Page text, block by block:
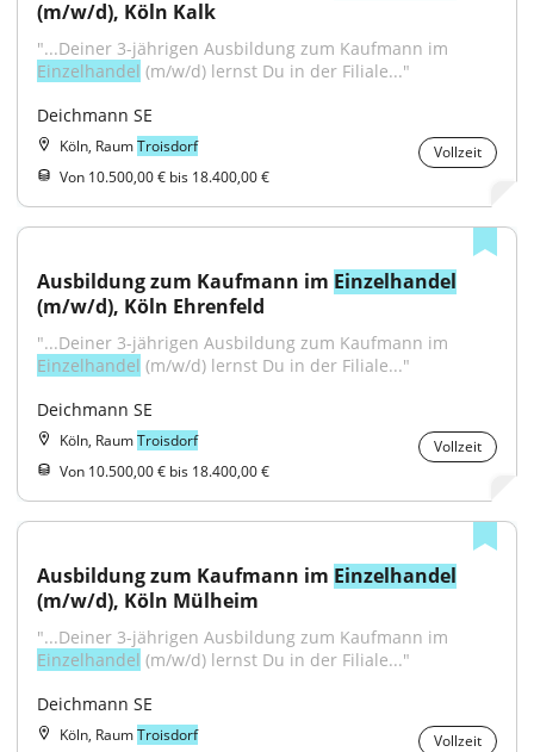
(m/w/d), Köln Kalk
Einzelhandel (m/w/d) lernst Du in der Filiale..."
Deichmann SE
Köln, RaumTroisdorf
Vollzeit
Von 10.500,00 € bis 18.400,00 €
Ausbildung zum Kaufmann im Einzelhandel
(m/w/d), Köln Ehrenfeld
Einzelhandel (m/w/d) lernst Du in der Filiale..."
Deichmann SE
Köln, RaumTroisdorf
Vollzeit
Von 10.500,00 € bis 18.400,00 €
Ausbildung zum Kaufmann im Einzelhandel
(m/w/d), Köln Mülheim
Einzelhandel (m/w/d) lernst Du in der Filiale..."
Deichmann SE
Köln, RaumTroisdorf
Vollzeit